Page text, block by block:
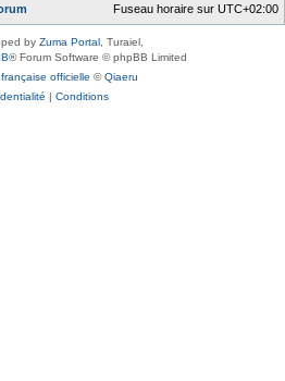
Fuseau horaire sur UTC+02:00
by Zuma Portal , Turaiel,
® Forum Software © phpBB Limited
officielle ©Qiaeru
| Conditions